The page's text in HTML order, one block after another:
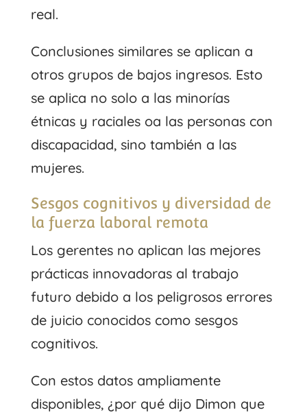
real.
Conclusiones similares se aplican a
otros grupos de bajos ingresos. Esto
se aplica no solo a las minorías
étnicas y raciales oa las personas con
discapacidad, sino también a las
mujeres.
Sesgos cognitivos y diversidad de
la fuerza laboral remota
Los gerentes no aplican las mejores
prácticas innovadoras al trabajo
futuro debido a los peligrosos errores
de juicio conocidos como sesgos
cognitivos.
Con estos datos ampliamente
disponibles, ¿por qué dijo Dimon que